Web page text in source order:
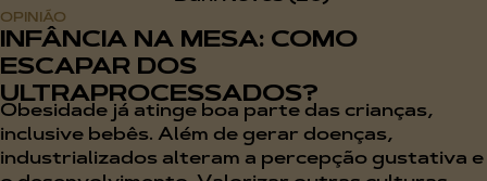
OPINIÃO
INFÂNCIA NA MESA: COMO
ESCAPAR DOS
ULTRAPROCESSADOS?
Obesidade já atinge boa parte das crianças,
inclusive bebês. Além de gerar doenças,
industrializados alteram a percepção gustativa e